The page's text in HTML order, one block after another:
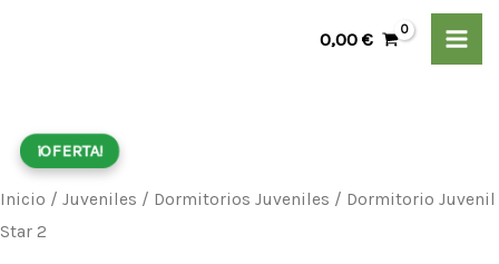
0,00€
¡OFERTA!
Inicio / Juveniles / Dormitorios Juveniles / Dormitorio Juvenil
Star 2
precio
precio
Dormitorio
Juvenil
Star
2